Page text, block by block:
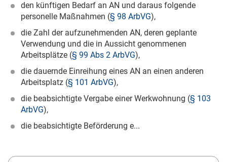
den künftigen Bedarf an AN und daraus folgende
personelle Maßnahmen (§ 98 ArbVG),
die Zahl der aufzunehmenden AN, deren geplante
Verwendung und die in Aussicht genommenen
Arbeitsplätze (§ 99 Abs 2 ArbVG),
die dauernde Einreihung eines AN an einen anderen
Arbeitsplatz (§ 101 ArbVG),
die beabsichtigte Vergabe einer Werkwohnung (§ 103
ArbVG),
die beabsichtigte Beförderung e...